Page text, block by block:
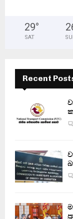
29°
SAT
Recent